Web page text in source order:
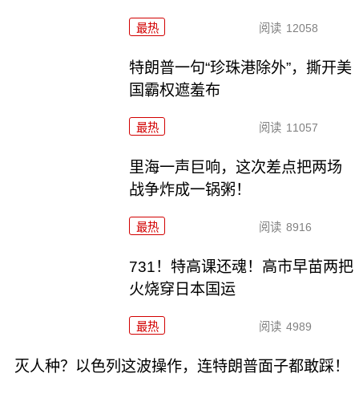
最热 阅读 12058
特朗普一句“珍珠港除外”，撕开美
国霸权遮羞布
最热 阅读 11057
里海一声巨响，这次差点把两场
战争炸成一锅粥！
最热 阅读 8916
731！特高课还魂！高市早苗两把
火烧穿日本国运
最热 阅读 4989
灭人种？以色列这波操作，连特朗普面子都敢踩！